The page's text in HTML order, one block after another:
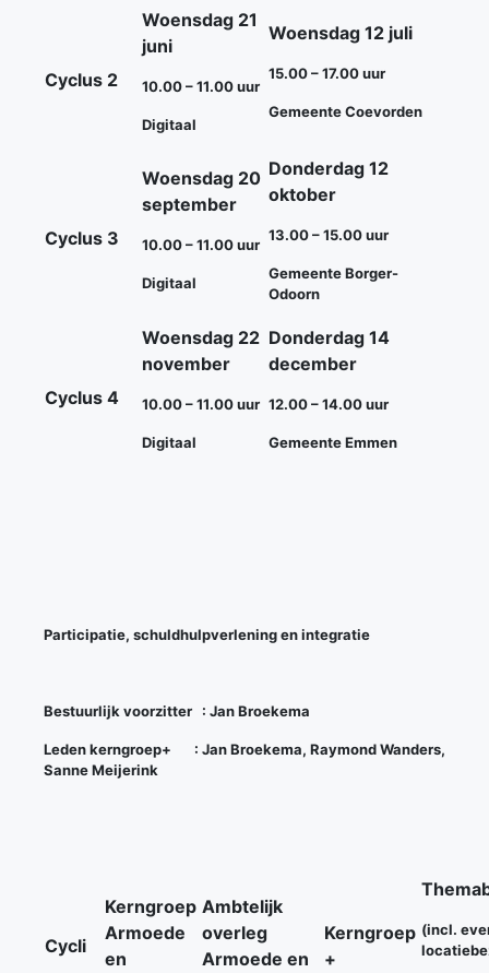
Cyclus 2
Woensdag 21
juni
10.00 – 11.00 uur
Digitaal
Woensdag 12 juli
15.00 – 17.00 uur
Gemeente Coevorden
Cyclus 3
Woensdag 20
september
10.00 – 11.00 uur
Digitaal
Donderdag 12
oktober
13.00 – 15.00 uur
Gemeente Borger-
Odoorn
Cyclus 4
Woensdag 22
november
10.00 – 11.00 uur
Digitaal
Donderdag 14
december
12.00 – 14.00 uur
Gemeente Emmen
Participatie, schuldhulpverlening en integratie
Bestuurlijk voorzitter : Jan Broekema
Leden kerngroep+ : Jan Broekema, Raymond Wanders,
Sanne Meijerink
Cycli
Kerngroep
Armoede
en
Ambtelijk
overleg
Armoede en
Kerngroep
+
(incl.